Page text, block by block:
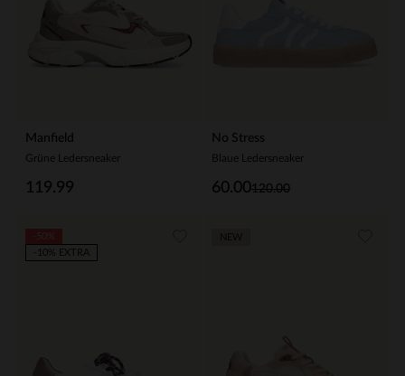
Manfield
Grüne Ledersneaker
119.99
No Stress
Blaue Ledersneaker
120.00
60.00
-10% EXTRA